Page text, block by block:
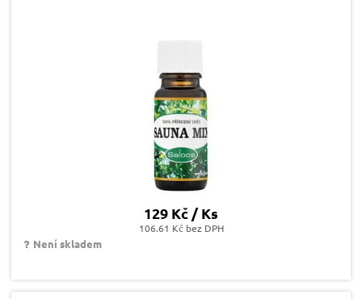
129 Kč / Ks
106.61 Kč bez DPH
Není skladem